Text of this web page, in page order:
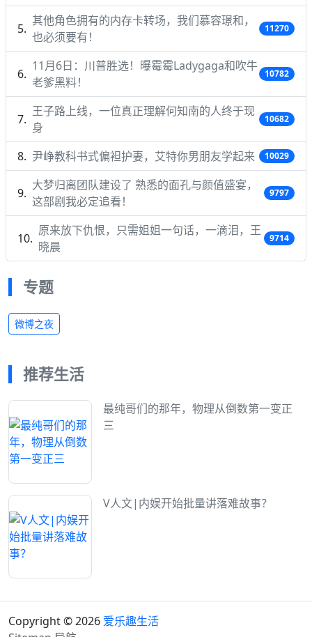
其他角色拥有的内存卡转场，我们慕容璟和，
也必须要有！
11270
11月6日：川普胜选！曝霉霉Ladygaga和吹牛
老爹黑料！
10782
王子路上线，一位真正理解何知南的人终于现
身
10682
尹峥教科书式偏袒护妻，艾特你男朋友学起来 10029
大梦归离团队建设了 熟悉的面孔与颜值盛宴，
这部剧我必定追看！
9797
原来放下仇恨，只需姐姐一句话，一滴泪，王
晓晨
9714
专题
微博之夜
推荐生活
最纯哥们的那年，物理从倒数第一变正
三
V人文|内娱开始批量讲落难故事？
Copyright © 2026 爱乐趣生活